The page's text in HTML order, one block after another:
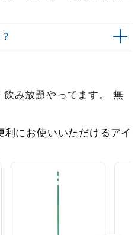
飲み放題やってます。 無
にお使いいただけるアイ